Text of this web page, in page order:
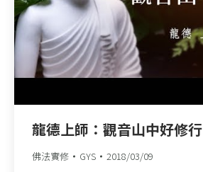
龍德上師：觀音山中好修行
佛法實修 GYS 2018/03/09